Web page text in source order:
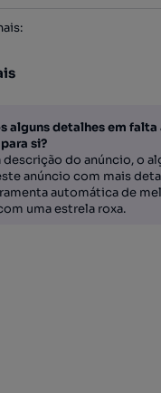
:
alguns detalhes em
si?
descrição do anúncio, o
anúncio com mais
automática de
uma estrela roxa.